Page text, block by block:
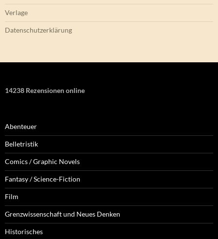
Verlage
Datenschutzerklärung
14238 Rezensionen online
Abenteuer
Belletristik
Comics / Graphic Novels
Fantasy / Science-Fiction
Film
Grenzwissenschaft und Neues Denken
Historisches